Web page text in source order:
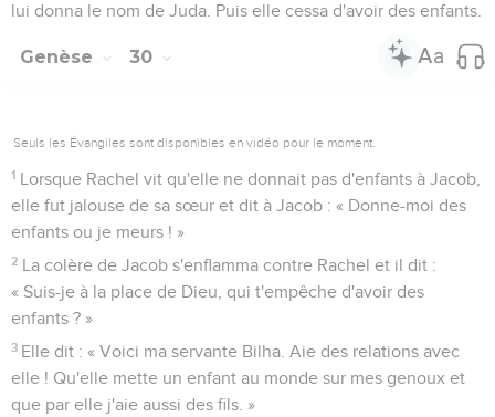
lui donna le nom de Juda. Puis elle cessa d'avoir des enfants.
Genèse 30
Seuls les Évangiles sont disponibles en vidéo pour le moment.
1 Lorsque Rachel vit qu'elle ne donnait pas d'enfants à Jacob,
elle fut jalouse de sa sœur et dit à Jacob : « Donne-moi des
enfants ou je meurs ! »
2 La colère de Jacob s'enflamma contre Rachel et il dit :
« Suis-je à la place de Dieu, qui t'empêche d'avoir des
enfants ? »
3 Elle dit : « Voici ma servante Bilha. Aie des relations avec
elle ! Qu'elle mette un enfant au monde sur mes genoux et
que par elle j'aie aussi des fils. »